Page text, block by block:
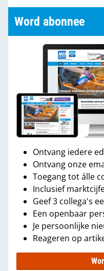
Word abonnee
Ontvang iedere
Ontvang onze
Toegang tot álle
Inclusief
Geef 3 collega's
Een openbaar
Je persoonlijke
Reageren op